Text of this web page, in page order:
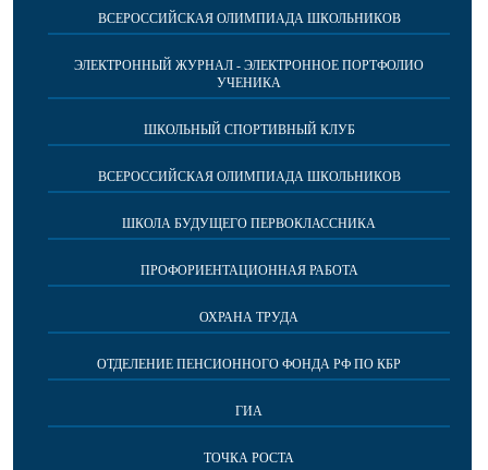
ВСЕРОССИЙСКАЯ ОЛИМПИАДА ШКОЛЬНИКОВ
ЭЛЕКТРОННЫЙ ЖУРНАЛ - ЭЛЕКТРОННОЕ ПОРТФОЛИО
УЧЕНИКА
ШКОЛЬНЫЙ СПОРТИВНЫЙ КЛУБ
ВСЕРОССИЙСКАЯ ОЛИМПИАДА ШКОЛЬНИКОВ
ШКОЛА БУДУЩЕГО ПЕРВОКЛАССНИКА
ПРОФОРИЕНТАЦИОННАЯ РАБОТА
ОХРАНА ТРУДА
ОТДЕЛЕНИЕ ПЕНСИОННОГО ФОНДА РФ ПО КБР
ГИА
ТОЧКА РОСТА